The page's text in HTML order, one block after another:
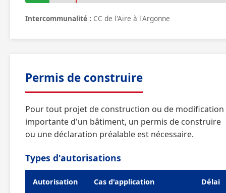
Intercommunalité : CC de l'Aire à l'Argonne
Permis de construire
Pour tout projet de construction ou de modification
importante d'un bâtiment, un permis de construire
ou une déclaration préalable est nécessaire.
Types d'autorisations
Autorisation Cas d'application Délai